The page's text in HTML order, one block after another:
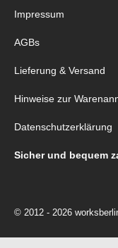
Impressum
AGBs
Lieferung & Versand
Hinweise zur
Datenschutzerklärung
Sicher und bequem
© 2012 - 2026